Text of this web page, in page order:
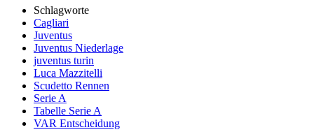
Schlagworte
Cagliari
Juventus
Juventus Niederlage
juventus turin
Luca Mazzitelli
Scudetto Rennen
Serie A
Tabelle Serie A
VAR Entscheidung